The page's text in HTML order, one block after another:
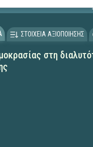
ΣΤΟΙΧΕΙΑ ΑΞΙΟΠΟΙΗΣΗΣ
στη